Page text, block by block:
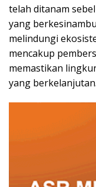
telah ditanam
yang
melindungi
mencakup
memastikan
yang berkelanjutan.